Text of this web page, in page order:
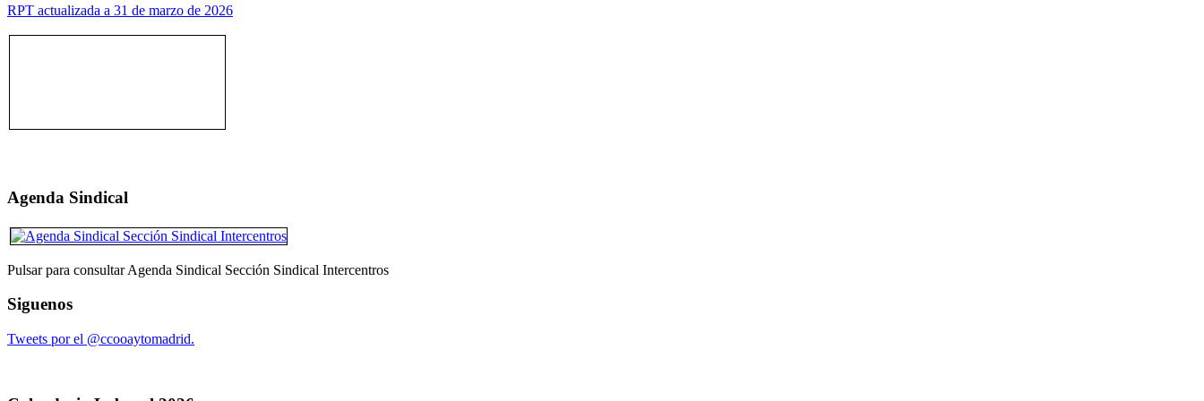
RPT actualizada a 31 de marzo de 2026
Agenda Sindical
Pulsar para consultar Agenda Sindical Sección Sindical Intercentros
Siguenos
Tweets por el @ccooaytomadrid.